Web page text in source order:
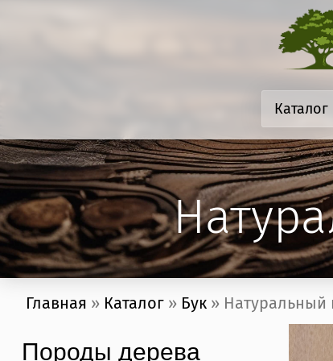
Каталог
Вы здесь
Главная » Каталог » Бук » Натуральный
Породы дерева